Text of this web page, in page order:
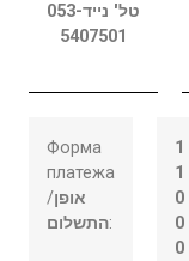
טל' נייד053-
5407501
Форма
платежа
/אופן
התשלום:
1
1
0
0
0